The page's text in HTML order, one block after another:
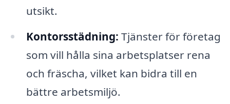
utsikt.
Kontorsstädning: Tjänster för företag
som vill hålla sina arbetsplatser rena
och fräscha, vilket kan bidra till en
bättre arbetsmiljö.